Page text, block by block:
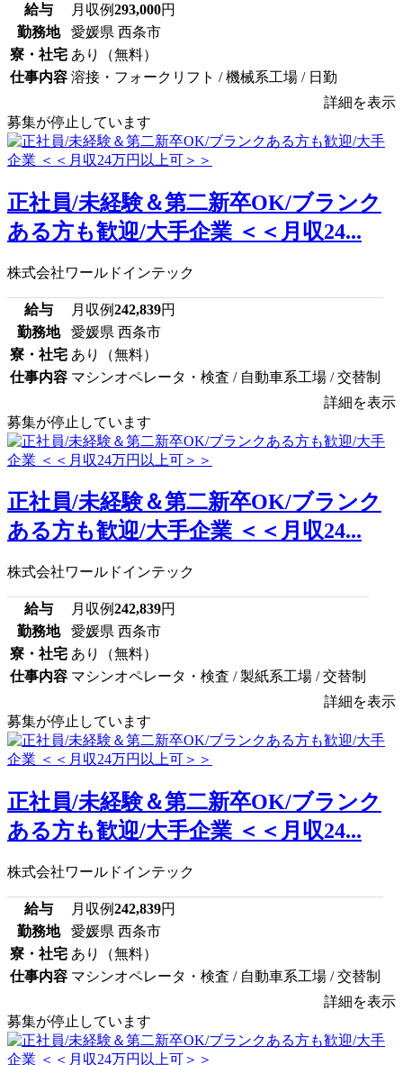
給与 月収例293,000円
勤務地
愛媛県 西条市
寮・社宅 あり（無料）
仕事内容 溶接・フォークリフト / 機械系工場 / 日勤
詳細を表示
募集が停止しています
正社員/未経験＆第二新卒OK/ブランク
ある方も歓迎/大手企業 ＜＜月収24...
株式会社ワールドインテック
給与 月収例242,839円
勤務地
愛媛県 西条市
寮・社宅 あり（無料）
仕事内容 マシンオペレータ・検査 / 自動車系工場 / 交替制
詳細を表示
募集が停止しています
正社員/未経験＆第二新卒OK/ブランク
ある方も歓迎/大手企業 ＜＜月収24...
株式会社ワールドインテック
給与 月収例242,839円
勤務地
愛媛県 西条市
寮・社宅 あり（無料）
仕事内容 マシンオペレータ・検査 / 製紙系工場 / 交替制
詳細を表示
募集が停止しています
正社員/未経験＆第二新卒OK/ブランク
ある方も歓迎/大手企業 ＜＜月収24...
株式会社ワールドインテック
給与 月収例242,839円
勤務地
愛媛県 西条市
寮・社宅 あり（無料）
仕事内容 マシンオペレータ・検査 / 自動車系工場 / 交替制
詳細を表示
募集が停止しています